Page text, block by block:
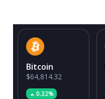
Bitcoin
$64,814.32
0.32%